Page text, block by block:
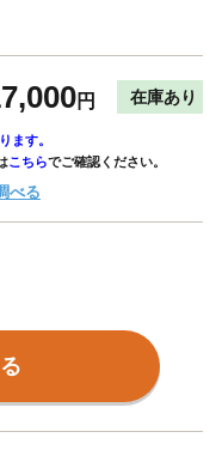
円 在庫あり
ます。
こちらでご確認ください。
べる